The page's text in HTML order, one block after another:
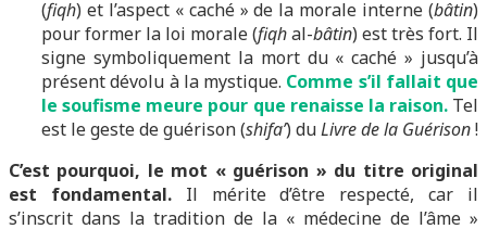
(fiqh) et l’aspect « caché » de la morale interne (bâtin)
pour former la loi morale (fiqhal-bâtin) est très fort. Il
signe symboliquement la mort du « caché » jusqu’à
présent dévolu à la mystique. Comme s’il fallait que
le soufisme meure pour que renaisse la raison.Tel
est le geste de guérison (shifa’) duLivre de la Guérison!
C’est pourquoi, le mot « guérison » du titre original
est fondamental.Il mérite d’être respecté, car il
s’inscrit dans la tradition de la « médecine de l’âme »